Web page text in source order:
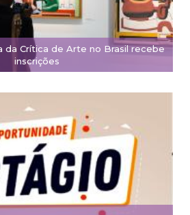
da Crítica de Arte no Brasil recebe
inscrições